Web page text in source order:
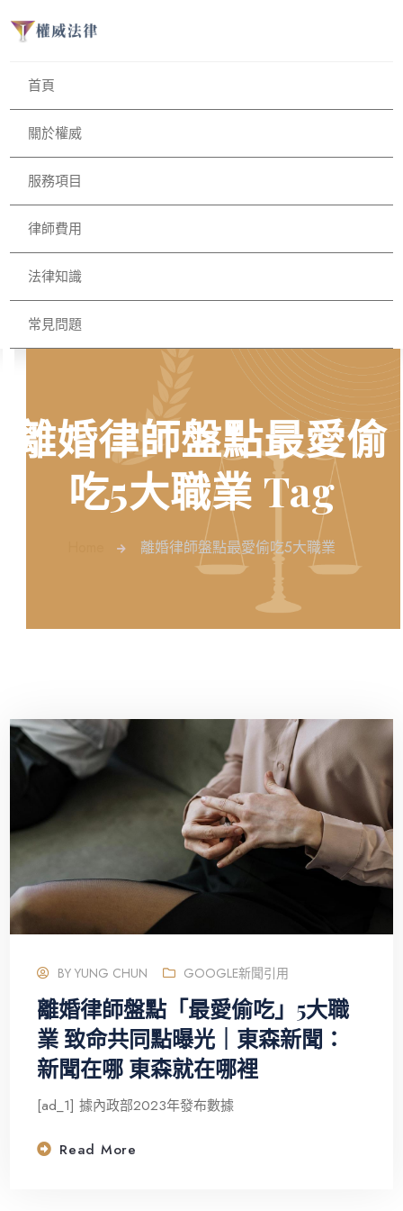
首頁
關於權威
服務項目
律師費用
法律知識
常見問題
離婚律師盤點最愛偷
吃5大職業 Tag
離婚律師盤點最愛偷吃5大職業
BYYUNG CHUN GOOGLE新聞引用
離婚律師盤點「最愛偷吃」5大職
業 致命共同點曝光｜東森新聞：
新聞在哪 東森就在哪裡
[ad_1] 據內政部2023年發布數據
Read More